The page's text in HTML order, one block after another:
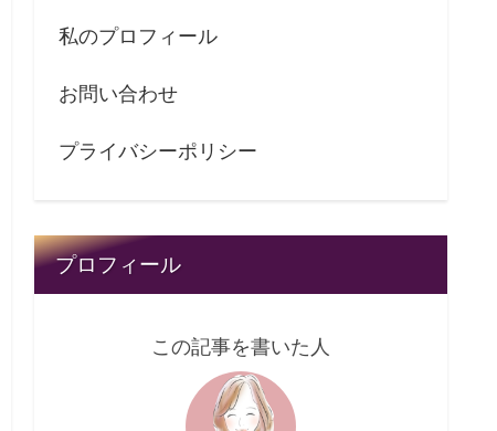
私のプロフィール
お問い合わせ
プライバシーポリシー
プロフィール
この記事を書いた人